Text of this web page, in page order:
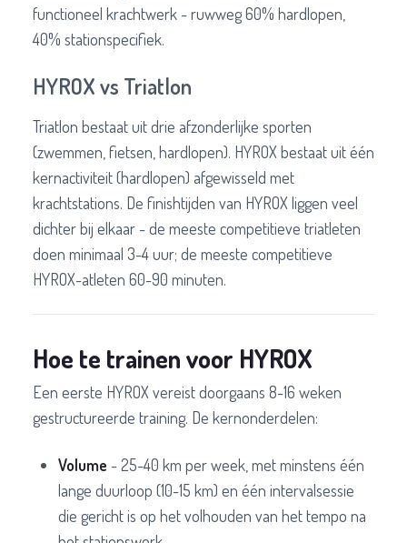
functioneel krachtwerk - ruwweg 60% hardlopen,
40% stationspecifiek.
HYROX vs Triatlon
Triatlon bestaat uit drie afzonderlijke sporten
(zwemmen, fietsen, hardlopen). HYROX bestaat uit één
kernactiviteit (hardlopen) afgewisseld met
krachtstations. De finishtijden van HYROX liggen veel
dichter bij elkaar - de meeste competitieve triatleten
doen minimaal 3-4 uur; de meeste competitieve
HYROX-atleten 60-90 minuten.
Hoe te trainen voor HYROX
Een eerste HYROX vereist doorgaans 8-16 weken
gestructureerde training. De kernonderdelen:
Volume - 25-40 km per week, met minstens één
lange duurloop (10-15 km) en één intervalsessie
die gericht is op het volhouden van het tempo na